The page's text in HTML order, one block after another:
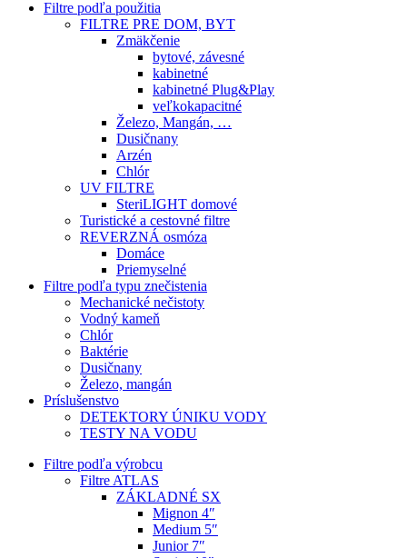
Filtre podľa použitia
FILTRE PRE DOM, BYT
Zmäkčenie
bytové, závesné
kabinetné
kabinetné Plug&Play
veľkokapacitné
Železo, Mangán, …
Dusičnany
Arzén
Chlór
UV FILTRE
SteriLIGHT domové
Turistické a cestovné filtre
REVERZNÁ osmóza
Domáce
Priemyselné
Filtre podľa typu znečistenia
Mechanické nečistoty
Vodný kameň
Chlór
Baktérie
Dusičnany
Železo, mangán
Príslušenstvo
DETEKTORY ÚNIKU VODY
TESTY NA VODU
Filtre podľa výrobcu
Filtre ATLAS
ZÁKLADNÉ SX
Mignon 4″
Medium 5″
Junior 7″